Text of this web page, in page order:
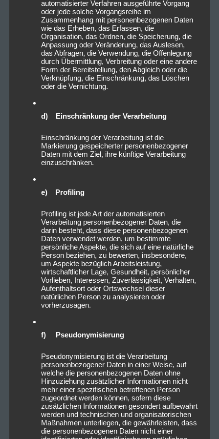
automatisierter Verfahren ausgeführte Vorgang
oder jede solche Vorgangsreihe im
Zusammenhang mit personenbezogenen Daten
wie das Erheben, das Erfassen, die
Organisation, das Ordnen, die Speicherung, die
Anpassung oder Veränderung, das Auslesen,
das Abfragen, die Verwendung, die Offenlegung
durch Übermittlung, Verbreitung oder eine andere
Form der Bereitstellung, den Abgleich oder die
Verknüpfung, die Einschränkung, das Löschen
oder die Vernichtung.
d) Einschränkung der Verarbeitung
Einschränkung der Verarbeitung ist die
Markierung gespeicherter personenbezogener
Daten mit dem Ziel, ihre künftige Verarbeitung
einzuschränken.
e) Profiling
Profiling ist jede Art der automatisierten
Verarbeitung personenbezogener Daten, die
darin besteht, dass diese personenbezogenen
Daten verwendet werden, um bestimmte
persönliche Aspekte, die sich auf eine natürliche
Person beziehen, zu bewerten, insbesondere,
um Aspekte bezüglich Arbeitsleistung,
wirtschaftlicher Lage, Gesundheit, persönlicher
Vorlieben, Interessen, Zuverlässigkeit, Verhalten,
Aufenthaltsort oder Ortswechsel dieser
natürlichen Person zu analysieren oder
vorherzusagen.
f) Pseudonymisierung
Pseudonymisierung ist die Verarbeitung
personenbezogener Daten in einer Weise, auf
welche die personenbezogenen Daten ohne
Hinzuziehung zusätzlicher Informationen nicht
mehr einer spezifischen betroffenen Person
zugeordnet werden können, sofern diese
zusätzlichen Informationen gesondert aufbewahrt
werden und technischen und organisatorischen
Maßnahmen unterliegen, die gewährleisten, dass
die personenbezogenen Daten nicht einer